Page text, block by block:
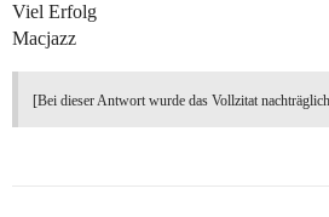
Viel Erfolg
Macjazz
[Bei dieser Antwort wurde das Vollzitat